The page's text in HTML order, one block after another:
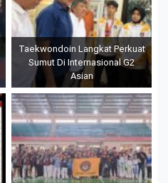
Taekwondoin Langkat Perkuat
Sumut Di Internasional G2
Asian